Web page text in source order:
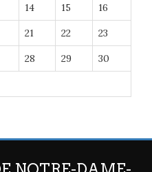
14 15 16
21 22 23
28 29 30